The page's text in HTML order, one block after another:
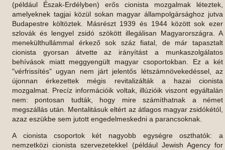
(például Észak-Erdélyben) erős cionista mozgalmak léteztek,
amelyeknek tagjai közül sokan magyar állampolgársághoz jutva
Budapestre költöztek. Másrészt 1939 és 1944 között sok ezer
szlovák és lengyel zsidó szökött illegálisan Magyarországra. A
menekülthullámmal érkező sok száz fiatal, de már tapasztalt
cionista gyorsan átvette az irányítást a munkaszolgálatos
behívások miatt meggyengült magyar csoportokban. Ez a két
"vérfrissítés" ugyan nem járt jelentős létszámnövekedéssel, az
újonnan érkezettek mégis revitalizálták a hazai cionista
mozgalmat. Precíz információik voltak, illúzióik viszont egyáltalán
nem: pontosan tudták, hogy mire számíthatnak a német
megszállás után. Mentalitásuk eltért az átlagos magyar zsidókétól,
azaz eszükbe sem jutott engedelmeskedni a parancsoknak.
A cionista csoportok két nagyobb egységre oszthatók: a
nemzetközi cionista szervezetekkel (például Jewish Agency for